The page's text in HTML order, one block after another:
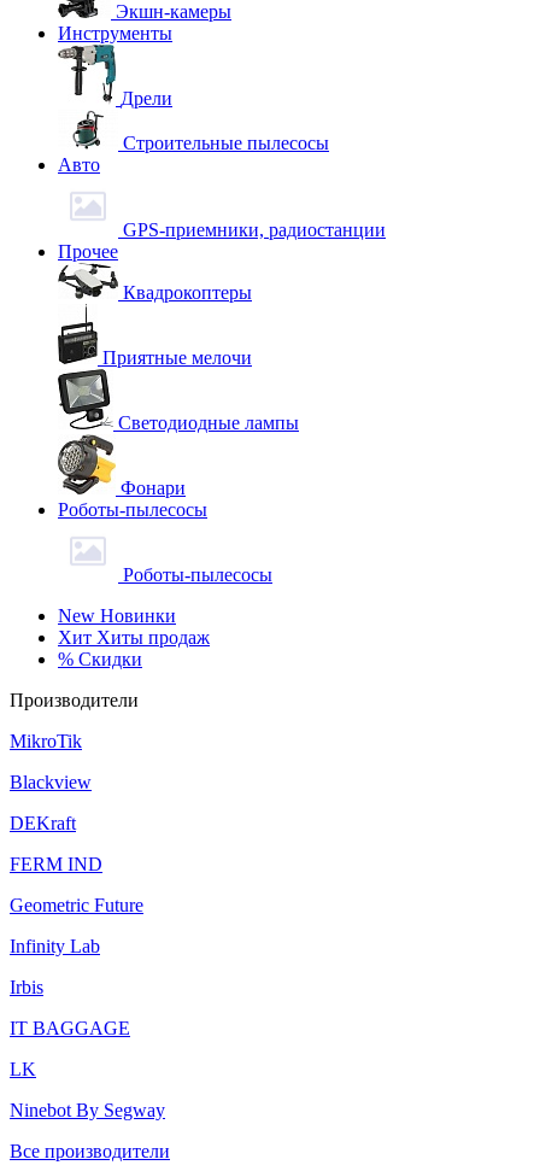
Экшн-камеры
Инструменты
Дрели
Строительные пылесосы
Авто
GPS-приемники, радиостанции
Прочее
Квадрокоптеры
Приятные мелочи
Светодиодные лампы
Фонари
Роботы-пылесосы
Роботы-пылесосы
New Новинки
Хит Хиты продаж
% Скидки
Производители
MikroTik
Blackview
DEKraft
FERM IND
Geometric Future
Infinity Lab
Irbis
IT BAGGAGE
LK
Ninebot By Segway
Все производители